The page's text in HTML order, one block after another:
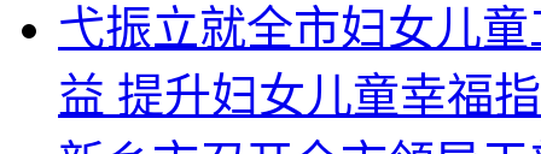
弋振立就全市妇女儿
益 提升妇女儿童幸福